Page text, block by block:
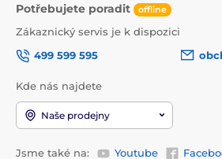
Potřebujete poradit offline
Zákaznický servis je k dispozici
499 599 595
Kde nás najdete
Naše prodejny
Jsme také na: Youtube